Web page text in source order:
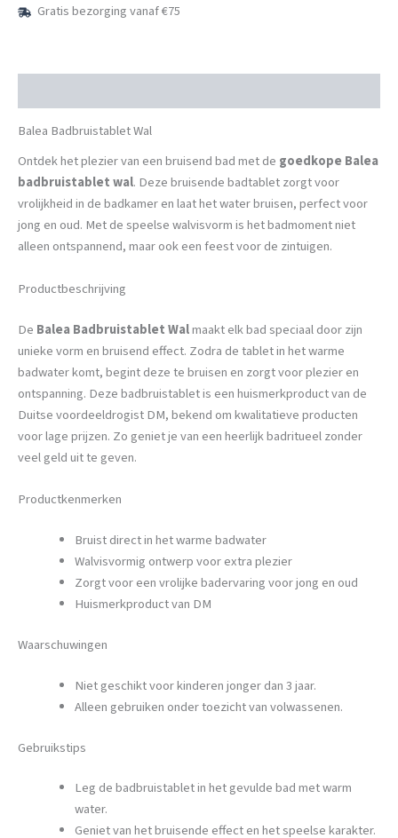
Gratis bezorging vanaf €75
Balea Badbruistablet Wal
Ontdek het plezier van een bruisend bad met de goedkope Balea
badbruistablet wal. Deze bruisende badtablet zorgt voor
vrolijkheid in de badkamer en laat het water bruisen, perfect voor
jong en oud. Met de speelse walvisvorm is het badmoment niet
alleen ontspannend, maar ook een feest voor de zintuigen.
Productbeschrijving
De Balea Badbruistablet Walmaakt elk bad speciaal door zijn
unieke vorm en bruisend effect. Zodra de tablet in het warme
badwater komt, begint deze te bruisen en zorgt voor plezier en
ontspanning. Deze badbruistablet is een huismerkproduct van de
Duitse voordeeldrogist DM, bekend om kwalitatieve producten
voor lage prijzen. Zo geniet je van een heerlijk badritueel zonder
veel geld uit te geven.
Productkenmerken
Bruist direct in het warme badwater
Walvisvormig ontwerp voor extra plezier
Zorgt voor een vrolijke badervaring voor jong en oud
Huismerkproduct van DM
Waarschuwingen
Niet geschikt voor kinderen jonger dan 3 jaar.
Alleen gebruiken onder toezicht van volwassenen.
Gebruikstips
Leg de badbruistablet in het gevulde bad met warm
water.
Geniet van het bruisende effect en het speelse karakter.